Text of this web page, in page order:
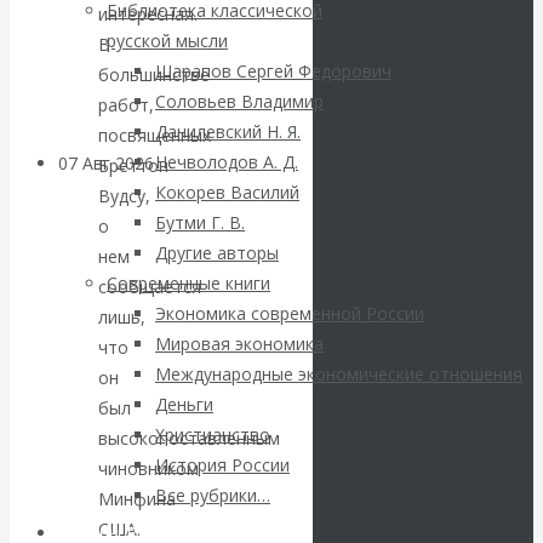
Библиотека классической
русской мысли
Шарапов Сергей Федорович
Соловьев Владимир
Данилевский Н. Я.
Нечволодов А. Д.
Кокорев Василий
Бутми Г. В.
Другие авторы
Современные книги
Экономика современной России
Мировая экономика
Международные экономические отношения
Деньги
Христианство
История России
Все рубрики…
Авторы РЭОШ
грандиозные
планы
07 Авг 2026Постижение
истории
ВАлентин
КАтасонов. К
112-летию
начала Первой
мировой войны:
интересная.
В
большинстве
работ,
посвященных
Бреттон-
Вудсу,
о
нем
сообщается
лишь,
что
он
был
высокопоставленным
чиновником
Минфина
США.